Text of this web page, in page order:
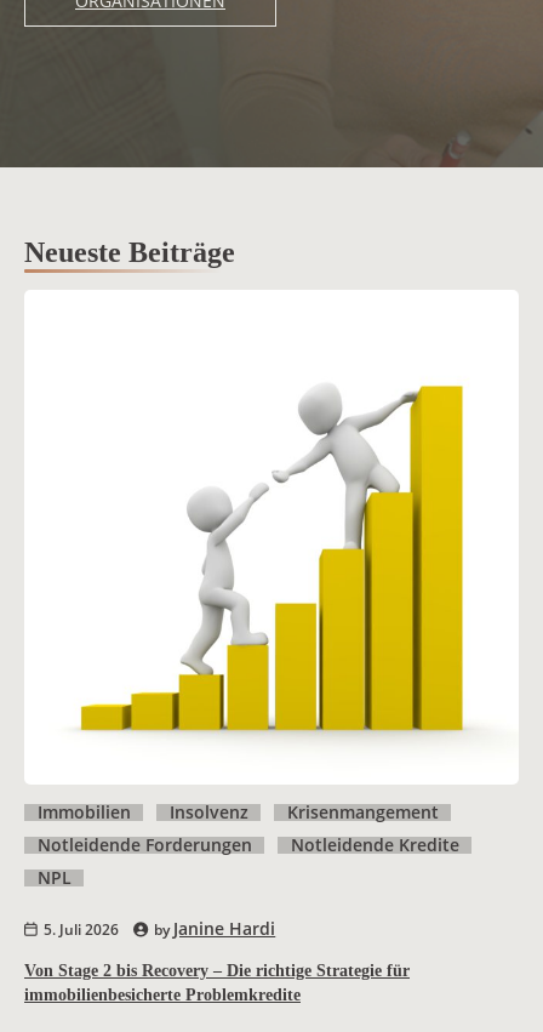
Neueste Beiträge
Immobilien Insolvenz
Krisenmangement
Notleidende Forderungen
Notleidende Kredite
NPL
5. Juli 2026 byJanine Hardi
Von Stage 2 bis Recovery – Die richtige Strategie für
immobilienbesicherte Problemkredite